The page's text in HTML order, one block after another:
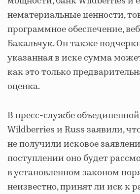
нематериальные ценности,
программное обеспечение,
Бакальчук. Он также
указанная в иске сумма
как это только
оценка.
В пресс-службе
Wildberries и Russ заявили,
не получили исковое
поступлении оно будет
в установленном законом
неизвестно, принят ли иск к